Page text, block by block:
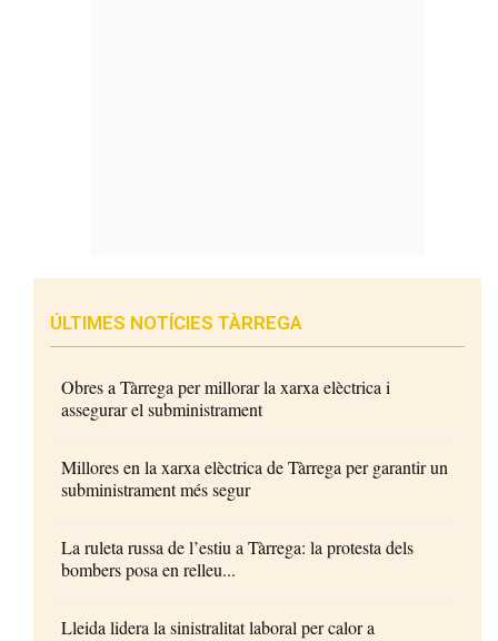
ÚLTIMES NOTÍCIES TÀRREGA
Obres a Tàrrega per millorar la xarxa elèctrica i
assegurar el subministrament
Millores en la xarxa elèctrica de Tàrrega per garantir un
subministrament més segur
La ruleta russa de l’estiu a Tàrrega: la protesta dels
bombers posa en relleu...
Lleida lidera la sinistralitat laboral per calor a